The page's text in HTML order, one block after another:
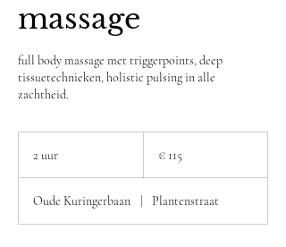
massage
full body massage met triggerpoints, deep
tissuetechnieken, holistic pulsing in alle
zachtheid.
2 uur
r
€ 115
Oude Kuringerbaan Plantenstraat